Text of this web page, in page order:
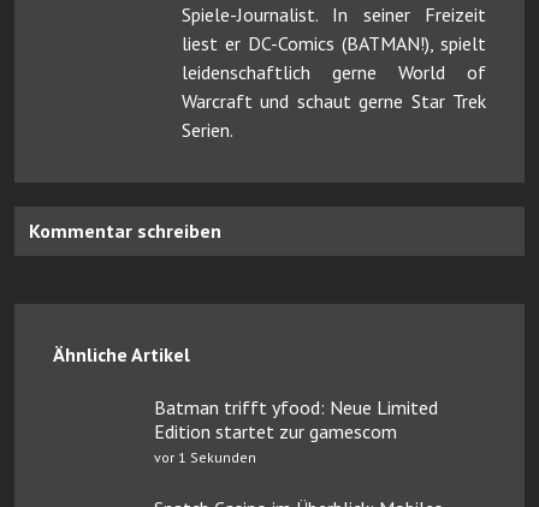
Spiele-Journalist. In seiner Freizeit
liest er DC-Comics (BATMAN!), spielt
leidenschaftlich gerne World of
Warcraft und schaut gerne Star Trek
Serien.
Kommentar schreiben
Ähnliche Artikel
Batman trifft yfood: Neue Limited
Edition startet zur gamescom
vor 1 Sekunden